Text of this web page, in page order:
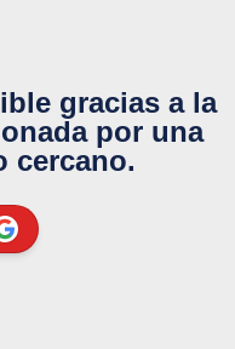
gracias a la
por una
cercano.